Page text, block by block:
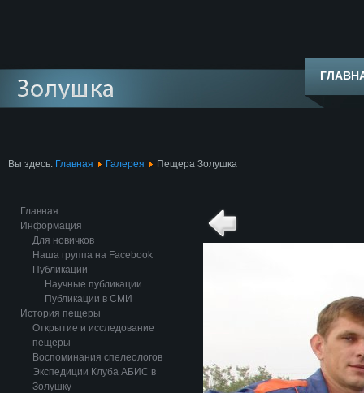
Вы здесь: Главная Галерея Пещера Золушка
Главная
Информация
Для новичков
Наша группа на Facebook
Публикации
Научные публикации
Публикации в СМИ
История пещеры
Открытие и исследование
пещеры
Воспоминания спелеологов
Экспедиции Клуба АБИС в
Золушку